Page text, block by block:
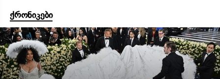
ქრონიკები